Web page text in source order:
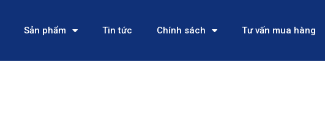
Sản phẩm Tin tức Chính sách Tư vấn mua hàng